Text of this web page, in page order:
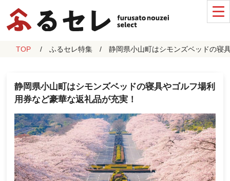
TOP ふるセレ特集 静岡県小山町はシモンズベッドの寝
静岡県小山町はシモンズベッドの寝具やゴルフ場利
用券など豪華な返礼品が充実！